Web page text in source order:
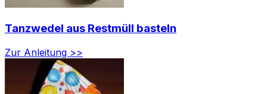
Tanzwedel aus Restmüll basteln
Zur Anleitung >>